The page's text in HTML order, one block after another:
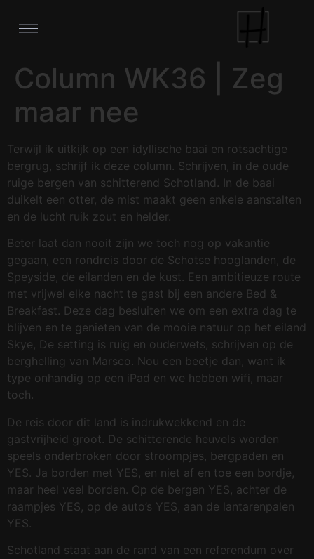
Column WK36 | Zeg
maar nee
Terwijl ik uitkijk op een idyllische baai en rotsachtige
bergrug, schrijf ik deze column. Schrijven, in de oude
ruige bergen van schitterend Schotland. In de baai
duikelt een otter, de mist maakt geen enkele aanstalten
en de lucht ruik zout en helder.
Beter laat dan nooit zijn we toch nog op vakantie
gegaan, een rondreis door de Schotse hooglanden, de
Speyside, de eilanden en de kust. Een ambitieuze route
met vrijwel elke nacht te gast bij een andere Bed &
Breakfast. Deze dag besluiten we om een extra dag te
blijven en te genieten van de mooie natuur op het eiland
Skye, De setting is ruig en ouderwets, schrijven op de
berghelling van Marsco. Nou een beetje dan, want ik
type onhandig op een iPad en we hebben wifi, maar
toch.
De reis door dit land is indrukwekkend en de
gastvrijheid groot. De schitterende heuvels worden
speels onderbroken door stroompjes, bergpaden en
YES. Ja borden met YES, en niet af en toe een bordje,
maar heel veel borden. Op de bergen YES, achter de
raampjes YES, op de auto’s YES, aan de lantarenpalen
YES.
Schotland staat aan de rand van een referendum over